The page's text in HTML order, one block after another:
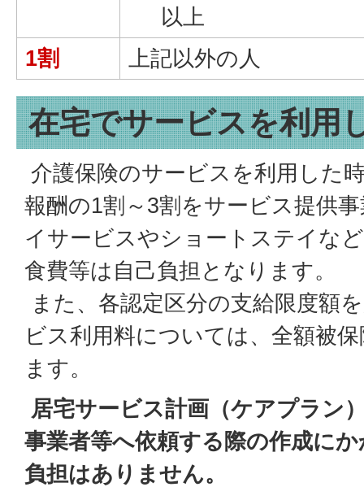
以上
1割
上記以外の人
在宅でサービスを利用
介護保険のサービスを利用した
報酬の1割～3割をサービス提供
イサービスやショートステイな
食費等は自己負担となります。
また、各認定区分の支給限度額
ビス利用料については、全額被
ます。
居宅サービス計画（ケアプラン
事業者等へ依頼する際の作成に
負担はありません。